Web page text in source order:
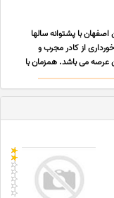
اصفهان با پشتوانه سالها
از کادر مجرب و
عرصه می باشد. همزمان با
شمول اینترنت ، این
رسانی و ارائه و ... ...